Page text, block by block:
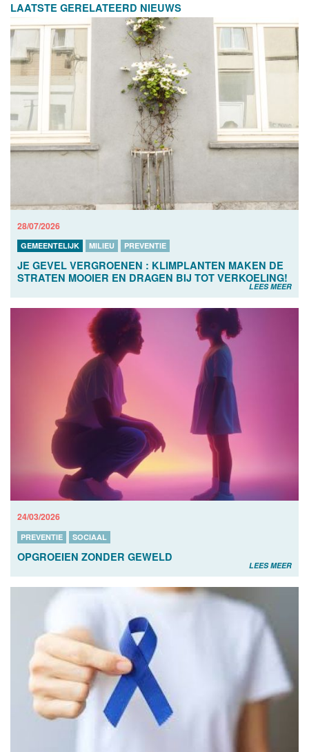
LAATSTE GERELATEERD NIEUWS
28/07/2026
GEMEENTELIJK MILIEU PREVENTIE
JE GEVEL VERGROENEN : KLIMPLANTEN MAKEN DE
STRATEN MOOIER EN DRAGEN BIJ TOT VERKOELING!
LEES MEER
24/03/2026
PREVENTIE SOCIAAL
OPGROEIEN ZONDER GEWELD
LEES MEER